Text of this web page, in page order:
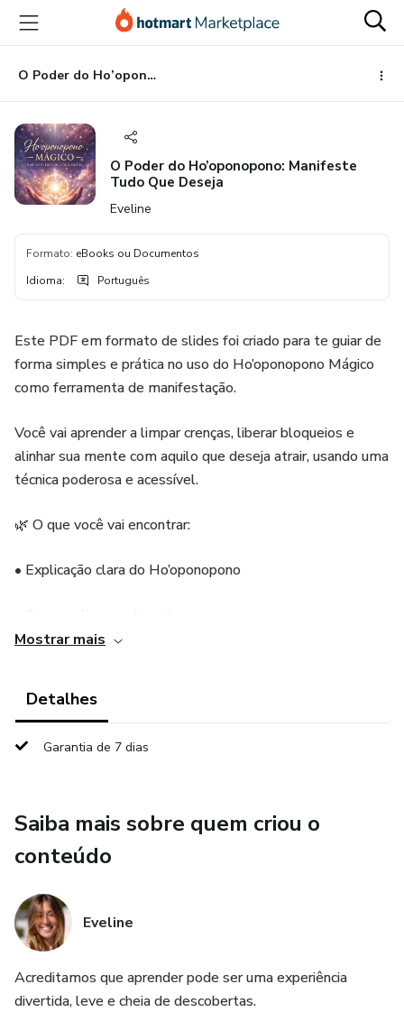
para
conteúdo
principal
para
pagamento
para
rodapé
O Poder do Ho’oponopono: Manifeste Tudo Que Deseja
O Poder do Ho’oponopono: Manifeste
Tudo Que Deseja
Eveline
Formato: eBooks ou Documentos
Idioma: Português
Este PDF em formato de slides foi criado para te guiar de
forma simples e prática no uso do Ho’oponopono Mágico
como ferramenta de manifestação.
Você vai aprender a limpar crenças, liberar bloqueios e
alinhar sua mente com aquilo que deseja atrair, usando uma
técnica poderosa e acessível.
🌿 O que você vai encontrar:
• Explicação clara do Ho’oponopono
• Passo a passo simples e direto
💫 Ideal para quem quer transformar sua realidade, atrair
Um material direto, prático e feito para gerar resultados
Mostrar mais
Detalhes
Garantia de 7 dias
Saiba mais sobre quem criou o
conteúdo
Eveline
Acreditamos que aprender pode ser uma experiência
divertida, leve e cheia de descobertas.